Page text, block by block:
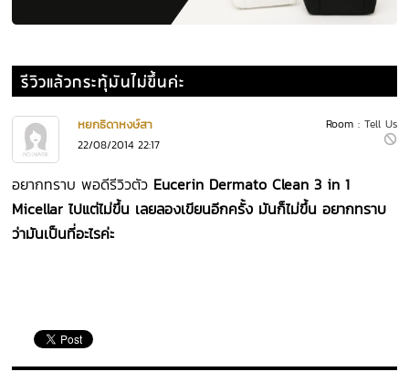
รีวิวแล้วกระทุ้มันไม่ขึ้นค่ะ
Room : Tell Us
หยกธิดาหงษ์สา
22/08/2014 22:17
อยากทราบ พอดีรีวิวตัว Eucerin Dermato Clean 3 in 1
Micellar ไปแต่ไม่ขึ้น เลยลองเขียนอีกครั้ง มันก็ไม่ขึ้น อยากทราบ
ว่ามันเป็นที่อะไรค่ะ